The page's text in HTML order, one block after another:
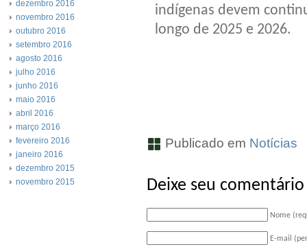
dezembro 2016
novembro 2016
outubro 2016
setembro 2016
agosto 2016
julho 2016
junho 2016
maio 2016
abril 2016
março 2016
fevereiro 2016
janeiro 2016
dezembro 2015
novembro 2015
indígenas devem
longo de 2025 e 2026.
Publicado em Notícias
Deixe seu comentário
Nome
E-mail